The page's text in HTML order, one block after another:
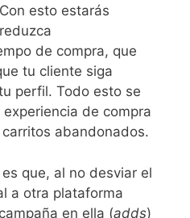
esto estarás
de compra, que
tu cliente siga
perfil. Todo esto se
de compra
abandonados.
que, al no desviar el
a otra plataforma
en ella (adds)